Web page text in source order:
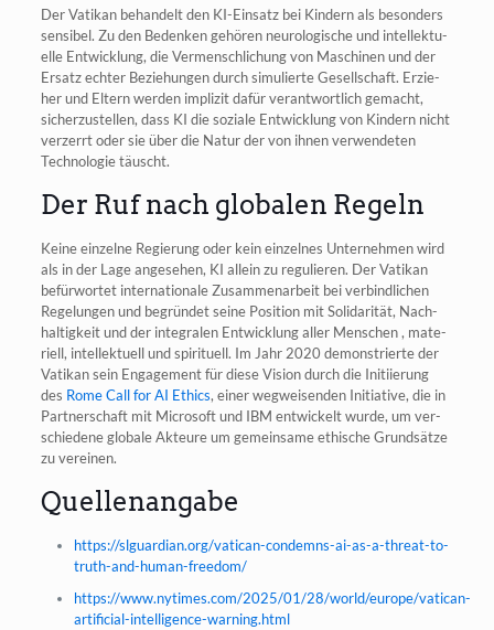
Der Vati­kan behan­delt den KI-Ein­satz bei Kin­dern als beson­ders
sen­si­bel. Zu den Beden­ken gehö­ren neu­ro­lo­gi­sche und intel­lek­tu­
el­le Ent­wick­lung, die Ver­mensch­li­chung von Maschi­nen und der
Ersatz ech­ter Bezie­hun­gen durch simu­lier­te Gesell­schaft. Erzie­
her und Eltern wer­den impli­zit dafür ver­ant­wort­lich gemacht,
sicher­zu­stel­len, dass KI die sozia­le Ent­wick­lung von Kin­dern nicht
ver­zerrt oder sie über die Natur der von ihnen ver­wen­de­ten
Tech­no­lo­gie täuscht.
Der Ruf nach globalen Regeln
Kei­ne ein­zel­ne Regie­rung oder kein ein­zel­nes Unter­neh­men wird
als in der Lage ange­se­hen, KI allein zu regu­lie­ren. Der Vati­kan
befür­wor­tet inter­na­tio­na­le Zusam­men­ar­beit bei ver­bind­li­chen
Rege­lun­gen und begrün­det sei­ne Posi­ti­on mit Soli­da­ri­tät, Nach­
hal­tig­keit und der inte­gra­len Ent­wick­lung aller Men­schen , mate­
ri­ell, intel­lek­tu­ell und spi­ri­tu­ell. Im Jahr 2020 demons­trier­te der
Vati­kan sein Enga­ge­ment für die­se Visi­on durch die Initi­ie­rung
des Rome Call for AI Ethics, einer weg­wei­sen­den Initia­ti­ve, die in
Part­ner­schaft mit Micro­soft und IBM ent­wi­ckelt wur­de, um ver­
schie­de­ne glo­ba­le Akteu­re um gemein­sa­me ethi­sche Grund­sät­ze
zu vereinen.
Quellenangabe
https://slguardian.org/vatican-condemns-ai-as-a-threat-to-
truth-and-human-freedom/
https://www.nytimes.com/2025/01/28/world/europe/vatican-
artificial-intelligence-warning.html